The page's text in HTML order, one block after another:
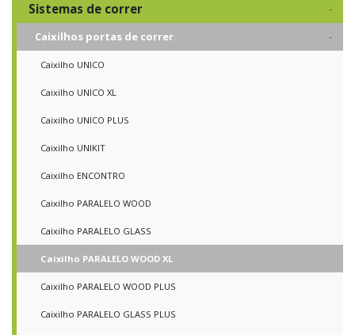
Sistemas de correr
Caixilhos portas de correr
Caixilho UNICO
Caixilho UNICO XL
Caixilho UNICO PLUS
Caixilho UNIKIT
Caixilho ENCONTRO
Caixilho PARALELO WOOD
Caixilho PARALELO GLASS
Caixilho PARALELO WOOD XL
Caixilho PARALELO WOOD PLUS
Caixilho PARALELO GLASS PLUS